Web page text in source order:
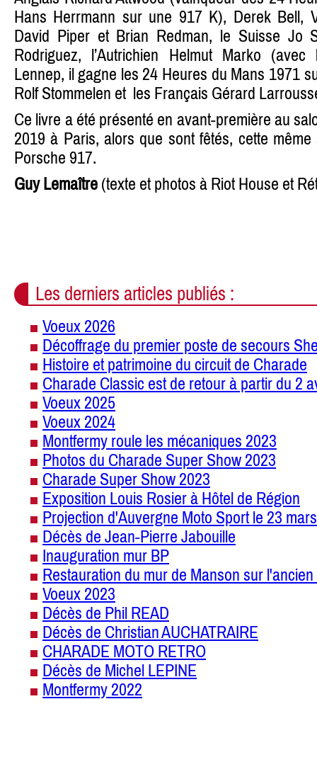
Hans Herrmann sur une 917 K), Derek Bell,
David Piper et Brian Redman, le Suisse Jo
Rodriguez, l’Autrichien Helmut Marko
Lennep, il gagne les 24 Heures du Mans 1971
Rolf Stommelen et les Français Gérard
Ce livre a été présenté en avant-première au
2019 à Paris, alors que sont fêtés, cette
Porsche 917.
Guy Lemaître (texte et photos à Riot House et
Les derniers articles publiés :
Voeux 2026
Décoffrage du premier poste de secours
Histoire et patrimoine du circuit de Charade
Charade Classic est de retour à partir du 2
Voeux 2025
Voeux 2024
Montfermy roule les mécaniques 2023
Photos du Charade Super Show 2023
Charade Super Show 2023
Exposition Louis Rosier à Hôtel de Région
Projection d'Auvergne Moto Sport le 23 mars
Décès de Jean-Pierre Jabouille
Inauguration mur BP
Restauration du mur de Manson sur
Voeux 2023
Décès de Phil READ
Décès de Christian AUCHATRAIRE
CHARADE MOTO RETRO
Décès de Michel LEPINE
Montfermy 2022